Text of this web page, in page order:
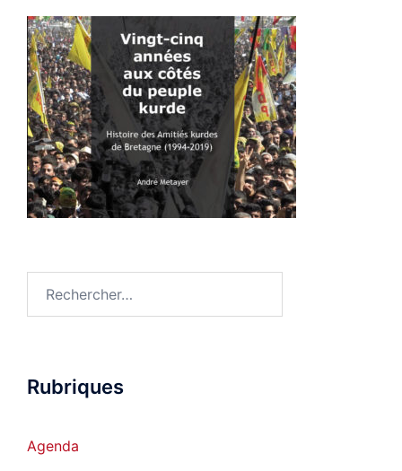
Rubriques
Agenda